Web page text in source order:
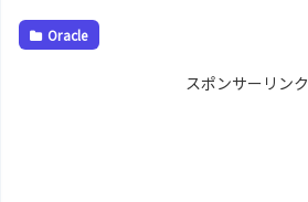
Oracle
スポンサーリンク